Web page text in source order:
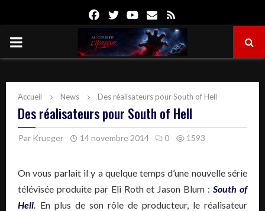
FacebookTwitterYoutube
Email
PRIMARY
Accueil News Des réalisateurs pour South of Hell
Des réalisateurs pour South of Hell
Par Krueger 14 novembre 2014 0 1593
On vous parlait il y a quelque temps d’une nouvelle série
télévisée produite par Eli Roth et Jason Blum :South of
Hell. En plus de son rôle de producteur, le réalisateur